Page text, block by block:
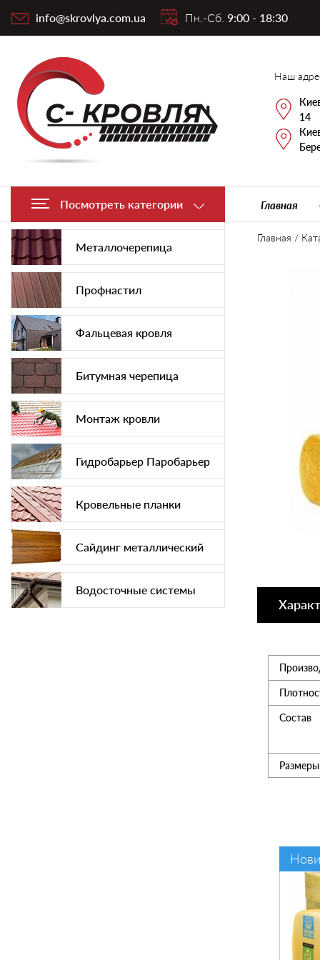
info@skrovlya.com.ua Пн.-Сб. 9:00 - 18:30
Наш
14
Посмотреть категории Главная
Металлочерепица
Профнастил
Фальцевая кровля
Битумная черепица
Монтаж кровли
Гидробарьер Паробарьер
Кровельные планки
Сайдинг металлический
Водосточные системы
Главная /
Состав
Размеры